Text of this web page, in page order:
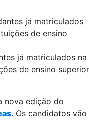
já matriculados na
de ensino superior
nova edição do
. Os candidatos vão